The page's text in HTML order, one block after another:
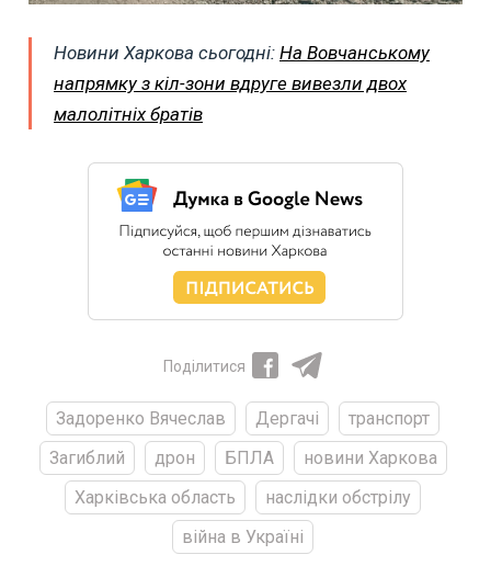
Новини Харкова сьогодні: На Вовчанському
напрямку з кіл-зони вдруге вивезли двох
малолітніх братів
Поділитися
Задоренко Вячеслав Дергачі
транспорт
Загиблий
дрон БПЛА
новини Харкова
Харківська область
наслідки обстрілу
війна в Україні